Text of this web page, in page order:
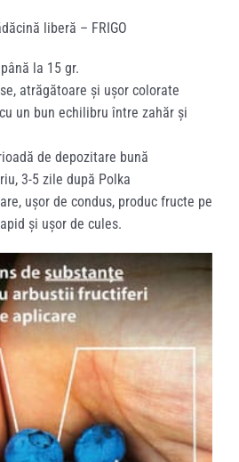
liberă – FRIGO
la 15 gr.
atrăgătoare și ușor colorate
un bun echilibru între zahăr și
de depozitare bună
3-5 zile după Polka
ușor de condus, produc fructe pe
și ușor de cules.